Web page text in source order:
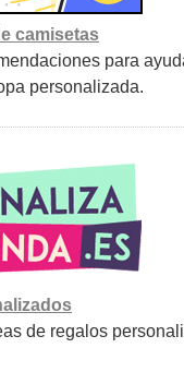
camisetas
para
personalizada.
de regalos